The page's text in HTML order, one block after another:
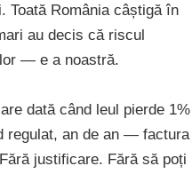
Toată România câștigă în
au decis că riscul
— e a noastră.
dată când leul pierde 1%
regulat, an de an — factura
justificare. Fără să poți